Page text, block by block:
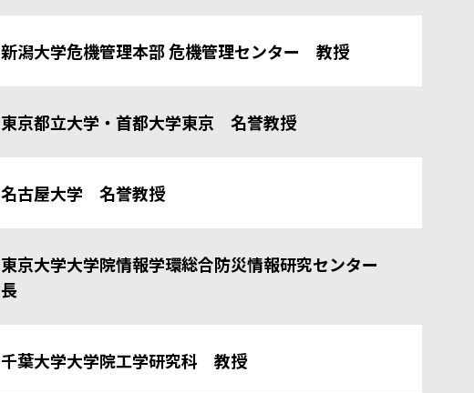
新潟大学危機管理本部 危機管理センター 教授
東京都立大学・首都大学東京 名誉教授
名古屋大学 名誉教授
東京大学大学院情報学環総合防災情報研究センター
長
千葉大学大学院工学研究科 教授